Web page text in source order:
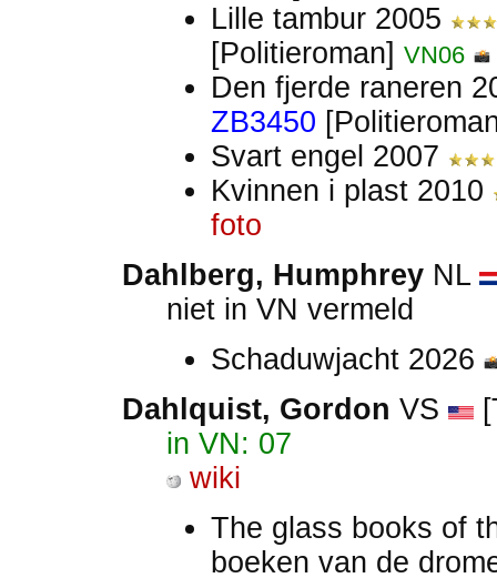
Lille tambur 2005
[Politieroman] VN06
Den fjerde raneren
ZB3450
Svart engel 2007
Kvinnen i plast 2010
foto
Dahlberg, Humphrey NL
niet in VN vermeld
Schaduwjacht 2026
Dahlquist, Gordon VS
in VN: 07
wiki
The glass books of
boeken van de